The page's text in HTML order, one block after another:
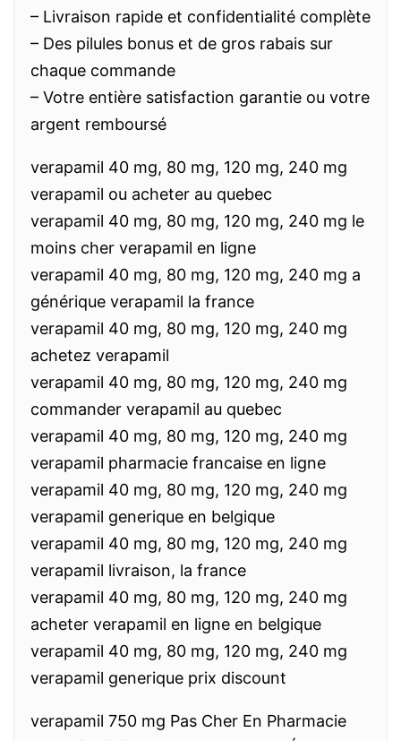
– Livraison rapide et confidentialité complète
– Des pilules bonus et de gros rabais sur
chaque commande
– Votre entière satisfaction garantie ou votre
argent remboursé
verapamil 40 mg, 80 mg, 120 mg, 240 mg
verapamil ou acheter au quebec
verapamil 40 mg, 80 mg, 120 mg, 240 mg le
moins cher verapamil en ligne
verapamil 40 mg, 80 mg, 120 mg, 240 mg a
générique verapamil la france
verapamil 40 mg, 80 mg, 120 mg, 240 mg
achetez verapamil
verapamil 40 mg, 80 mg, 120 mg, 240 mg
commander verapamil au quebec
verapamil 40 mg, 80 mg, 120 mg, 240 mg
verapamil pharmacie francaise en ligne
verapamil 40 mg, 80 mg, 120 mg, 240 mg
verapamil generique en belgique
verapamil 40 mg, 80 mg, 120 mg, 240 mg
verapamil livraison, la france
verapamil 40 mg, 80 mg, 120 mg, 240 mg
acheter verapamil en ligne en belgique
verapamil 40 mg, 80 mg, 120 mg, 240 mg
verapamil generique prix discount
verapamil 750 mg Pas Cher En Pharmacie